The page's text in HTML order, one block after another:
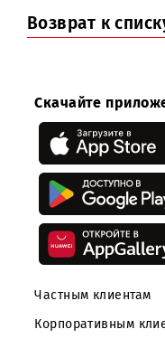
Автодорога
Возврат к
Скачайте